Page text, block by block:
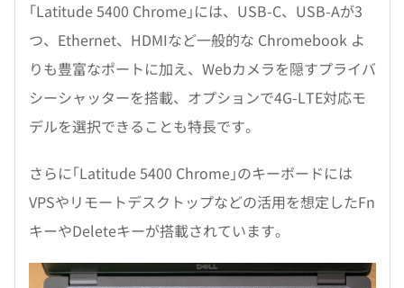
｢Latitude 5400 Chrome｣には、USB-C、USB-Aが3
つ、Ethernet、HDMIなど一般的な Chromebook よ
りも豊富なポートに加え、Webカメラを隠すプライバ
シーシャッターを搭載、オプションで4G-LTE対応モ
デルを選択できることも特長です。
さらに｢Latitude 5400 Chrome｣のキーボードには
VPSやリモートデスクトップなどの活用を想定したFn
キーやDeleteキーが搭載されています。